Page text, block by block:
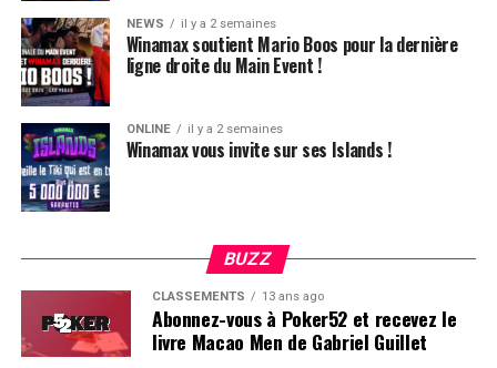
Place au heads-up final.
NEWS il y a 2 semaines
Winamax soutient Mario Boos pour la dernière
ligne droite du Main Event !
ONLINE il y a 2 semaines
Winamax vous invite sur ses Islands !
BUZZ
CLASSEMENTS 13 ans ago
Abonnez-vous à Poker52 et recevez le
livre Macao Men de Gabriel Guillet